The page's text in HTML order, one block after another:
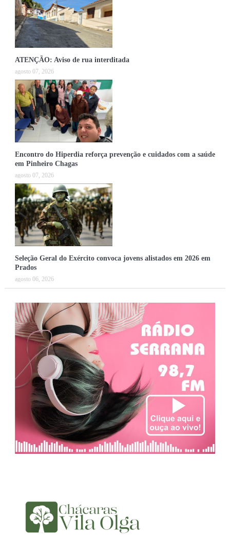
ATENÇÃO: Aviso de rua interditada
agosto 07, 2026
Encontro do Hiperdia reforça prevenção e cuidados com a saúde
em Pinheiro Chagas
agosto 07, 2026
Seleção Geral do Exército convoca jovens alistados em 2026 em
Prados
agosto 06, 2026